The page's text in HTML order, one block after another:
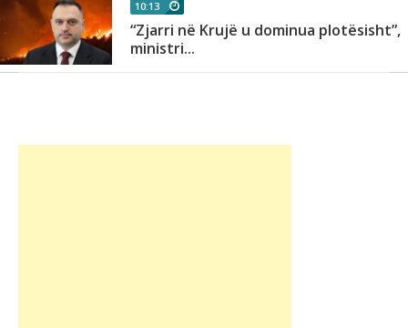
10:13
“Zjarri në Krujë u dominua plotësisht”,
ministri...